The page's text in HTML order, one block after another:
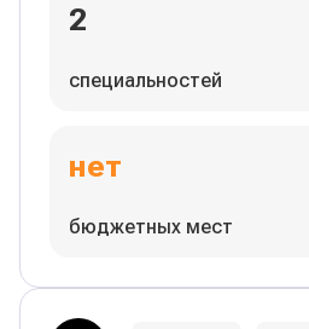
2
специальностей
нет
бюджетных мест